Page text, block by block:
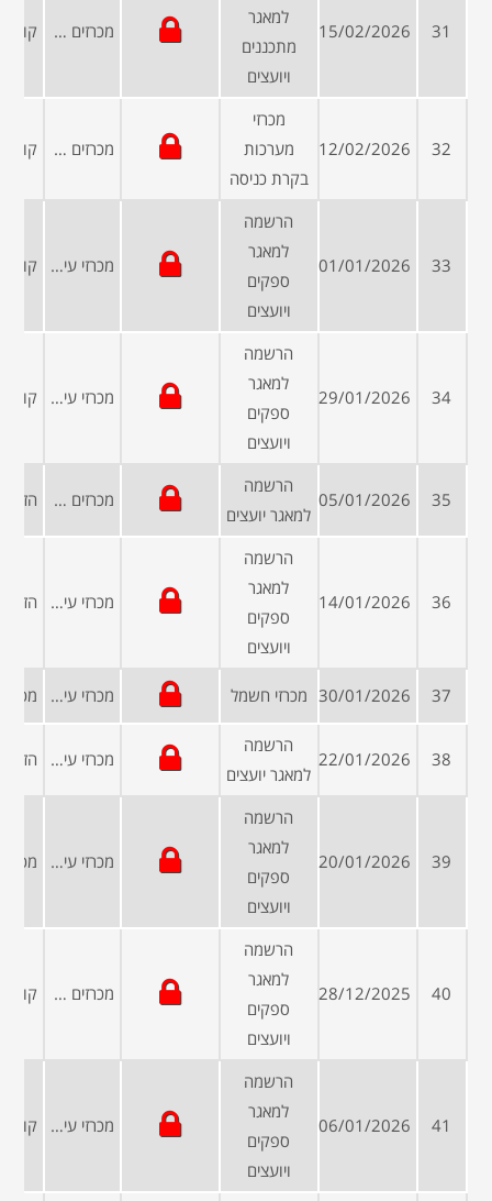
31
15/02/2026
למאגר
מתכננים
ויועצים
מכרזים פומביים
32
12/02/2026
מכרזי
מערכות
בקרת כניסה
מכרזים פומביים
33
01/01/2026
הרשמה
למאגר
ספקים
ויועצים
מכרזי עיריות ומועצות
34
29/01/2026
הרשמה
למאגר
ספקים
ויועצים
מכרזי עיריות ומועצות
35
05/01/2026
הרשמה
למאגר יועצים
מכרזים פומביים
36
14/01/2026
הרשמה
למאגר
ספקים
ויועצים
מכרזי עיריות ומועצות
37
30/01/2026 מכרזי חשמל מכרזי עיריות ומועצות
38
22/01/2026
הרשמה
למאגר יועצים
מכרזי עיריות ומועצות
39
20/01/2026
הרשמה
למאגר
ספקים
ויועצים
מכרזי עיריות ומועצות
40
28/12/2025
הרשמה
למאגר
ספקים
ויועצים
מכרזים פומביים
41
06/01/2026
הרשמה
למאגר
ספקים
ויועצים
מכרזי עיריות ומועצות